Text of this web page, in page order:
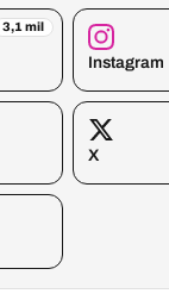
3,1 mil
Instagram
X